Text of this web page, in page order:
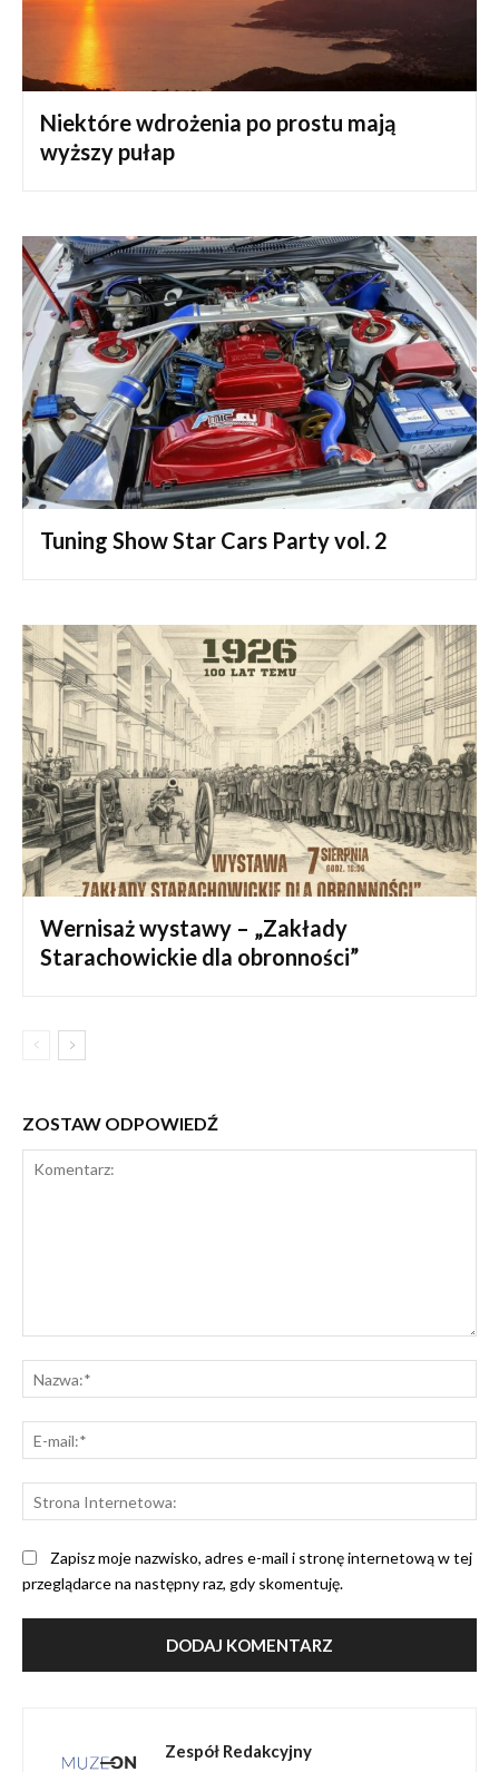
Niektóre wdrożenia po prostu mają
wyższy pułap
Tuning Show Star Cars Party vol. 2
Wernisaż wystawy – „Zakłady
Starachowickie dla obronności”
ZOSTAW ODPOWIEDŹ
Zapisz moje nazwisko, adres e-mail i stronę internetową w tej
przeglądarce na następny raz, gdy skomentuję.
Zespół Redakcyjny